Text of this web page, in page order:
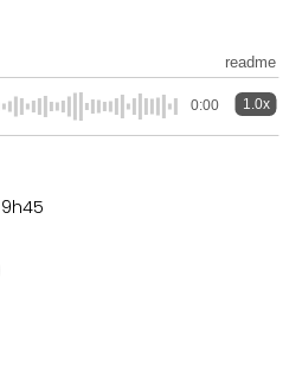
readme
0:00 1.0x